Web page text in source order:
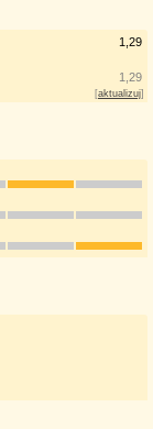
1,29
1,29
[aktualizuj]